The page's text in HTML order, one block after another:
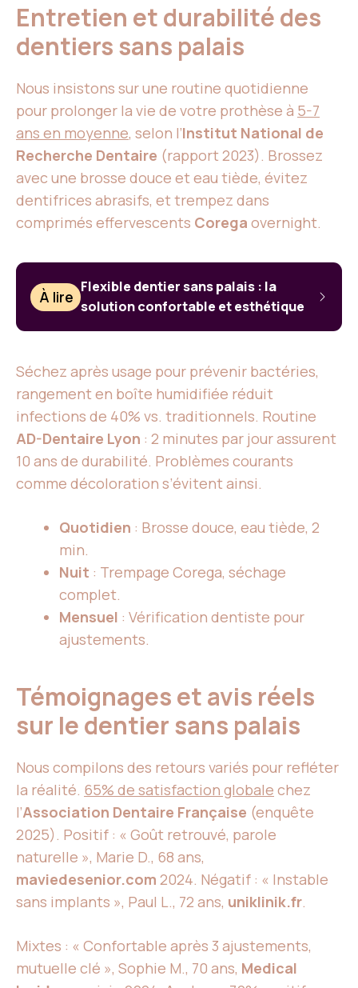
Entretien et durabilité des
dentiers sans palais
Nous insistons sur une routine quotidienne
pour prolonger la vie de votre prothèse à 5-7
ans en moyenne, selon l’Institut National de
Recherche Dentaire (rapport 2023). Brossez
avec une brosse douce et eau tiède, évitez
dentifrices abrasifs, et trempez dans
comprimés effervescents Corega overnight.
À lire
Flexible dentier sans palais : la
solution confortable et esthétique
Séchez après usage pour prévenir bactéries,
rangement en boîte humidifiée réduit
infections de 40% vs. traditionnels. Routine
AD-Dentaire Lyon : 2 minutes par jour assurent
10 ans de durabilité. Problèmes courants
comme décoloration s’évitent ainsi.
Quotidien : Brosse douce, eau tiède, 2
min.
Nuit : Trempage Corega, séchage
complet.
Mensuel : Vérification dentiste pour
ajustements.
Témoignages et avis réels
sur le dentier sans palais
Nous compilons des retours variés pour refléter
la réalité. 65% de satisfaction globale chez
l’Association Dentaire Française (enquête
2025). Positif : « Goût retrouvé, parole
naturelle », Marie D., 68 ans,
maviedesenior.com 2024. Négatif : « Instable
sans implants », Paul L., 72 ans, uniklinik.fr.
Mixtes : « Confortable après 3 ajustements,
mutuelle clé », Sophie M., 70 ans, Medical